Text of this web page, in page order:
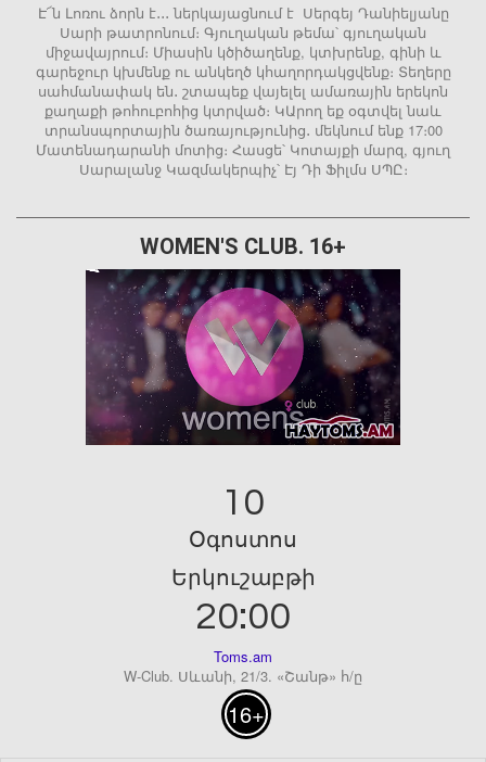
Է՜ն Լոռու ձորն է․․․ ներկայացնում է Սերգեյ Դանիելյանը
Սարի թատրոնում։ Գյուղական թեմա՝ գյուղական
միջավայրում։ Միասին կծիծաղենք, կտխրենք, գինի և
գարեջուր կխմենք ու անկեղծ կհաղորդակցվենք։ Տեղերը
սահմանափակ են․ շտապեք վայելել ամառային երեկոն
քաղաքի թոհուբոհից կտրված։ ԿԱրող եք օգտվել նաև
տրանսպորտային ծառայությունից․ մեկնում ենք 17։00
Մատենադարանի մոտից։ Հասցե՝ Կոտայքի մարզ, գյուղ
Սարալանջ Կազմակերպիչ՝ Էյ Դի Ֆիլմս ՍՊԸ։
WOMEN'S CLUB. 16+
10
Օգոստոս
Երկուշաբթի
20:00
Toms.am
W-Club. Սևանի, 21/3. «Շանթ» հ/ը
16+